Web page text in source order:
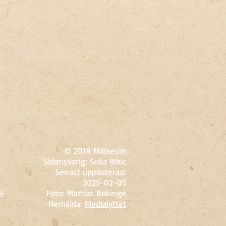
© 2019 Miliseum​
Sidansvarig: Seka Ribic
Senast uppdaterad:
2025-02-05
Foto: Mattias Bokinge
Hemsida: Medialyftet